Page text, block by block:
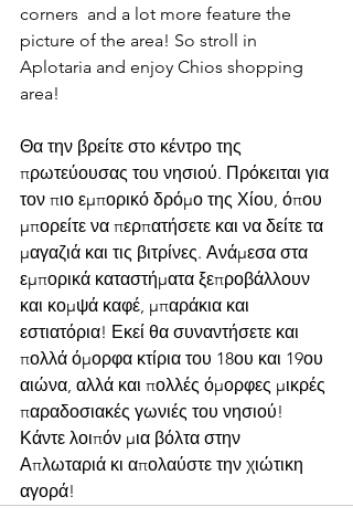
corners  and a lot more feature the
picture of the area! So stroll in
Aplotaria and enjoy Chios shopping
area!
Θα την βρείτε στο κέντρο της
πρωτεύουσας του νησιού. Πρόκειται για
τον πιο εμπορικό δρόμο της Χίου, όπου
μπορείτε να περπατήσετε και να δείτε τα
μαγαζιά και τις βιτρίνες. Ανάμεσα στα
εμπορικά καταστήματα ξεπροβάλλουν
και κομψά καφέ, μπαράκια και
εστιατόρια! Εκεί θα συναντήσετε και
πολλά όμορφα κτίρια του 18ου και 19ου
αιώνα, αλλά και πολλές όμορφες μικρές
παραδοσιακές γωνιές του νησιού!
Κάντε λοιπόν μια βόλτα στην
Απλωταριά κι απολαύστε την χιώτικη
αγορά!